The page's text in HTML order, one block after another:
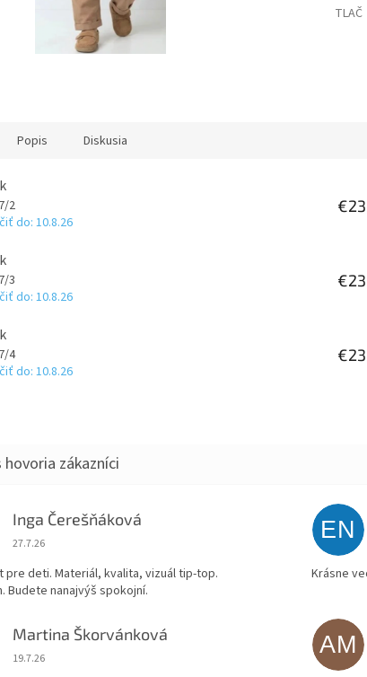
TLAČ
Popis Diskusia
2
do:10.8.26
3
do:10.8.26
4
do:10.8.26
Inga Čerešňáková
Hodnotenie obchodu je 5 z 5 hviezdičiek.
27.7.26
pre deti. Materiál, kvalita, vizuál tip-top.
Budete nanajvýš spokojní.
EN
Krásne
Martina Škorvánková
Hodnotenie obchodu je 5 z 5 hviezdičiek.
19.7.26
AM